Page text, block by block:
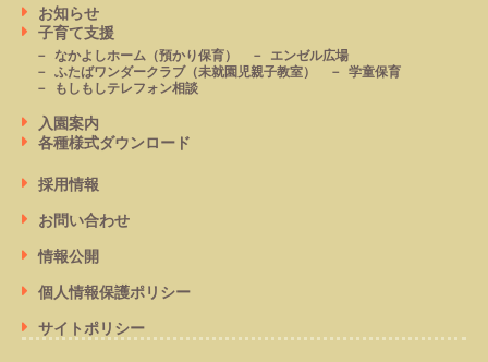
お知らせ
子育て支援
なかよしホーム （預かり保育）
エンゼル広場
ふたばワンダークラブ（未就園児親子教室）
学童保育
もしもしテレフォン相談
入園案内
各種様式ダウンロード
採用情報
お問い合わせ
情報公開
個人情報保護ポリシー
サイトポリシー